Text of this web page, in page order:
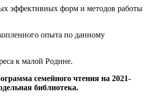
эффективных форм и методов работы
опыта по данному
к малой Родине.
семейного чтения на 2021-
библиотека.